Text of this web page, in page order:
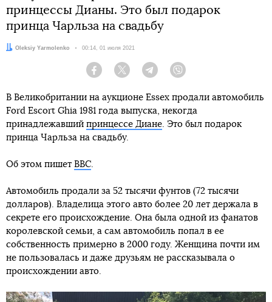
принцессы Дианы. Это был подарок
принца Чарльза на свадьбу
Автор:
Oleksiy Yarmolenko Дата:
00:14, 01 июля 2021
Facebook Twitter Telegram
В Великобритании на аукционе Essex продали автомобиль
Ford Escort Ghia 1981 года выпуска, некогда
принадлежавший принцессе Диане. Это был подарок
принца Чарльза на свадьбу.
Об этом пишет BBC.
Автомобиль продали за 52 тысячи фунтов (72 тысячи
долларов). Владелица этого авто более 20 лет держала в
секрете его происхождение. Она была одной из фанатов
королевской семьи, а сам автомобиль попал в ее
собственность примерно в 2000 году. Женщина почти им
не пользовалась и даже друзьям не рассказывала о
происхождении авто.